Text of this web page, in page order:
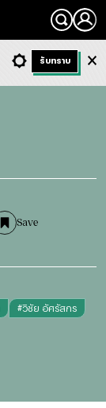
Search
Save
#วิชัย อัศรัสกร
Dark ฟังข่าว
รับทราบ